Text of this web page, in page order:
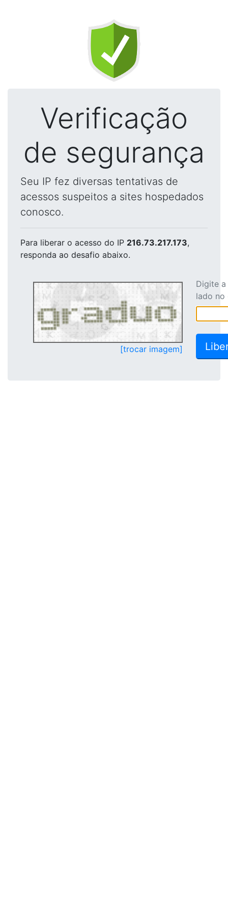
Verificação
de segurança
Seu IP fez diversas tentativas de
acessos suspeitos a sites hospedados
conosco.
Para liberar o acesso do IP 216.73.217.173,
responda ao desafio abaixo.
[trocar imagem]
Digite
lado no